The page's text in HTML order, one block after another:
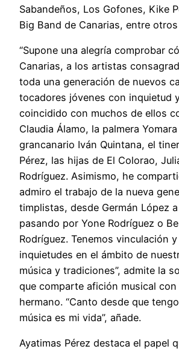
Sabandeños, Los Gofones, Kike
Big Band de Canarias, entre
“Supone una alegría comprobar
Canarias, a los artistas
toda una generación de nuevos
tocadores jóvenes con inquietud
coincidido con muchos de ellos
Claudia Álamo, la palmera
grancanario Iván Quintana, el
Pérez, las hijas de El Colorao,
Rodríguez. Asimismo, he
admiro el trabajo de la nueva
timplistas, desde Germán López
pasando por Yone Rodríguez o
Rodríguez. Tenemos vinculación
inquietudes en el ámbito de
música y tradiciones”, admite la
que comparte afición musical
hermano. “Canto desde que
música es mi vida”, añade.
Ayatimas Pérez destaca el papel